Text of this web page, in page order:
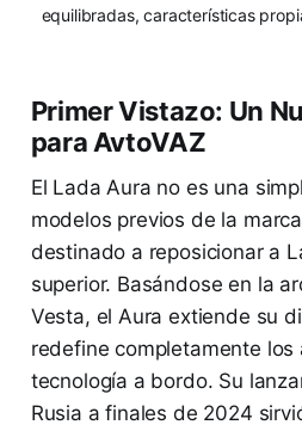
equilibradas, características
Primer Vistazo: Un
para AvtoVAZ
El Lada Aura no es una
modelos previos de la
destinado a reposicionar a
superior. Basándose en la
Vesta, el Aura extiende su
redefine completamente los
tecnología a bordo. Su
Rusia a finales de 2024